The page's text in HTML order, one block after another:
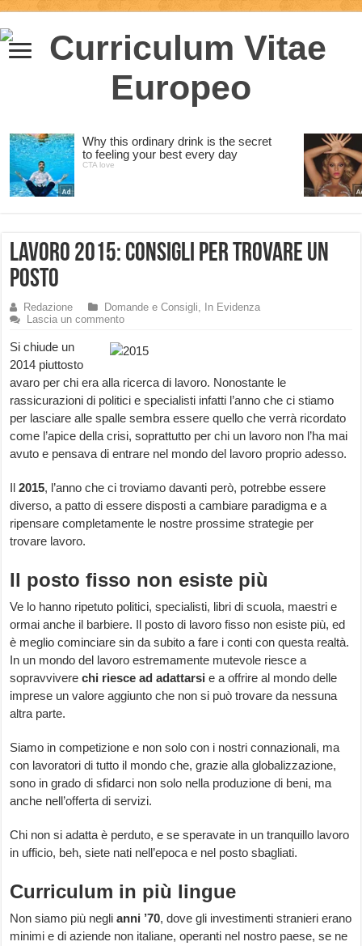
Lavoro 2015: consigli per trovare un
posto
Redazione Domande e Consigli,
In Evidenza
Lascia un commento
Si chiude un
2014 piuttosto
avaro per chi era alla ricerca di lavoro. Nonostante le
rassicurazioni di politici e specialisti infatti l’anno che ci stiamo
per lasciare alle spalle sembra essere quello che verrà ricordato
come l’apice della crisi, soprattutto per chi un lavoro non l’ha mai
avuto e pensava di entrare nel mondo del lavoro proprio adesso.
Il2015, l’anno che ci troviamo davanti però, potrebbe essere
diverso, a patto di essere disposti a cambiare paradigma e a
ripensare completamente le nostre prossime strategie per
trovare lavoro.
Il posto fisso non esiste più
Ve lo hanno ripetuto politici, specialisti, libri di scuola, maestri e
ormai anche il barbiere. Il posto di lavoro fisso non esiste più, ed
è meglio cominciare sin da subito a fare i conti con questa realtà.
In un mondo del lavoro estremamente mutevole riesce a
sopravviverechi riesce ad adattarsi e a offrire al mondo delle
imprese un valore aggiunto che non si può trovare da nessuna
altra parte.
Siamo in competizione e non solo con i nostri connazionali, ma
con lavoratori di tutto il mondo che, grazie alla globalizzazione,
sono in grado di sfidarci non solo nella produzione di beni, ma
anche nell’offerta di servizi.
Chi non si adatta è perduto, e se speravate in un tranquillo lavoro
in ufficio, beh, siete nati nell’epoca e nel posto sbagliati.
Curriculum in più lingue
Non siamo più neglianni ’70, dove gli investimenti stranieri erano
minimi e di aziende non italiane, operanti nel nostro paese, se ne